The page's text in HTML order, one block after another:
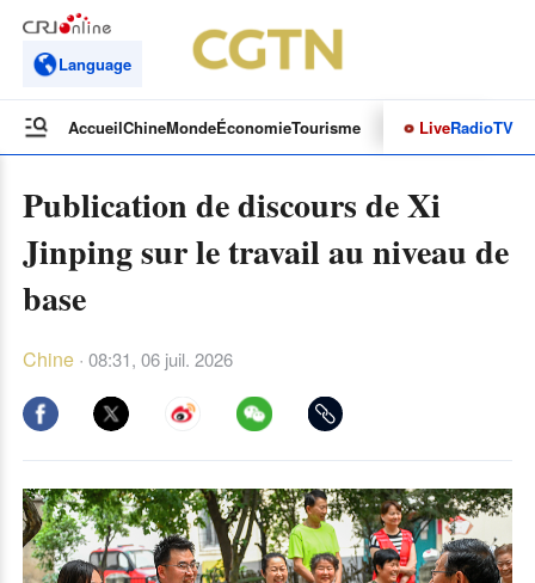
Language
AccueilChineMondeÉconomieTourismeCulture&SportOpinions
LiveRadioTV
Publication de discours de Xi
Jinping sur le travail au niveau de
base
Chine· 08:31, 06 juil. 2026